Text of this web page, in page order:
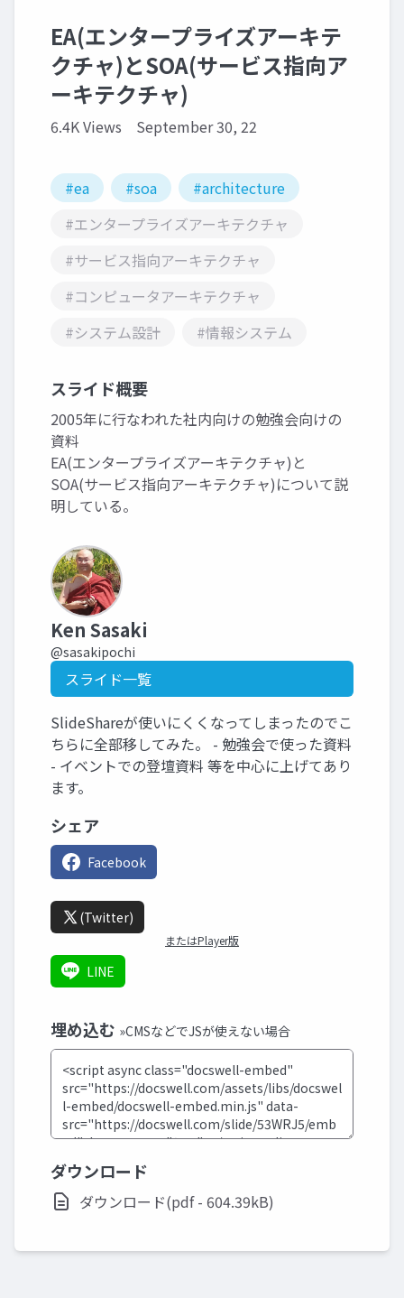
EA(エンタープライズアーキテ
クチャ)とSOA(サービス指向ア
ーキテクチャ)
6.4K Views September 30, 22
#ea #soa
#architecture
#エンタープライズアーキテクチャ
#サービス指向アーキテクチャ
#コンピュータアーキテクチャ
#システム設計
#情報システム
スライド概要
2005年に行なわれた社内向けの勉強会向けの
資料
EA(エンタープライズアーキテクチャ)と
SOA(サービス指向アーキテクチャ)について説
明している。
Ken Sasaki
@sasakipochi
スライド一覧
SlideShareが使いにくくなってしまったのでこ
ちらに全部移してみた。 - 勉強会で使った資料
- イベントでの登壇資料 等を中心に上げてあり
ます。
シェア
Facebook
(Twitter)
またはPlayer版
LINE
埋め込む »CMSなどでJSが使えない場合
ダウンロード
ダウンロード(pdf - 604.39kB)